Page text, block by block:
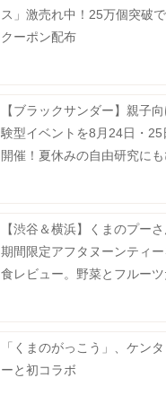
ス」激売れ中！25万個突破
クーポン配布
【ブラックサンダー】親子
験型イベントを8月24日・25
開催！夏休みの自由研究にも
【渋谷＆横浜】くまのプー
期間限定アフタヌーンティ
食レビュー。野菜とフルーツ
「くまのがっこう」、ケン
ーと初コラボ